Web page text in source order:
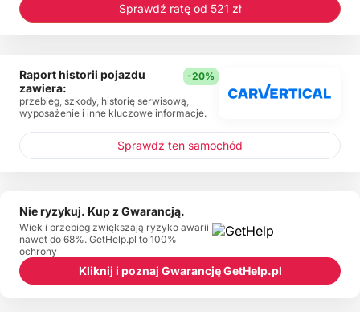
Sprawdź ratę od 521 zł
Raport historii pojazdu
zawiera:
-20%
przebieg, szkody, historię serwisową,
wyposażenie i inne kluczowe informacje.
Sprawdź ten samochód
Nie ryzykuj. Kup z Gwarancją.
Wiek i przebieg zwiększają ryzyko awarii
nawet do 68%. GetHelp.pl to 100%
ochrony
Kliknij i poznaj Gwarancję GetHelp.pl